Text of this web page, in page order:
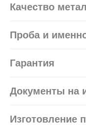
Качество
Проба и
Гарантия
Документы на
Изготовление